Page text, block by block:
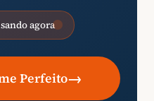
agora
Perfeito→